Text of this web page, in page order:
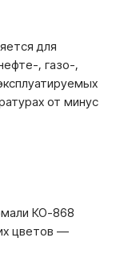
для
, газо-,
от минус
КО-868
цветов —